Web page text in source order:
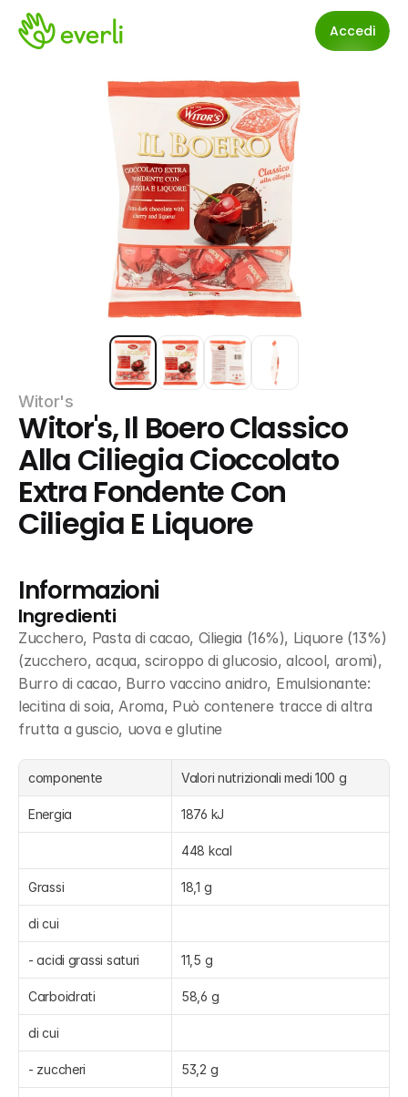
Accedi
Witor's
Witor's, Il Boero Classico
Alla Ciliegia Cioccolato
Extra Fondente Con
Ciliegia E Liquore
Informazioni
Ingredienti
Zucchero, Pasta di cacao, Ciliegia (16%), Liquore (13%)
(zucchero, acqua, sciroppo di glucosio, alcool, aromi),
Burro di cacao, Burro vaccino anidro, Emulsionante:
lecitina di soia, Aroma, Può contenere tracce di altra
frutta a guscio, uova e glutine
componente Valori nutrizionali medi 100 g
Energia 1876 kJ
448 kcal
Grassi 18,1 g
di cui
- acidi grassi saturi 11,5 g
Carboidrati 58,6 g
di cui
- zuccheri 53,2 g